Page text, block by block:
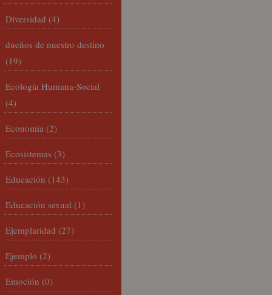
Diversidad (4)
dueños de nuestro destino
(19)
Ecología Humana-Social
(4)
Economía (2)
Ecosistemas (3)
Educación (143)
Educación sexual (1)
Ejemplaridad (27)
Ejemplo (2)
Emoción (0)